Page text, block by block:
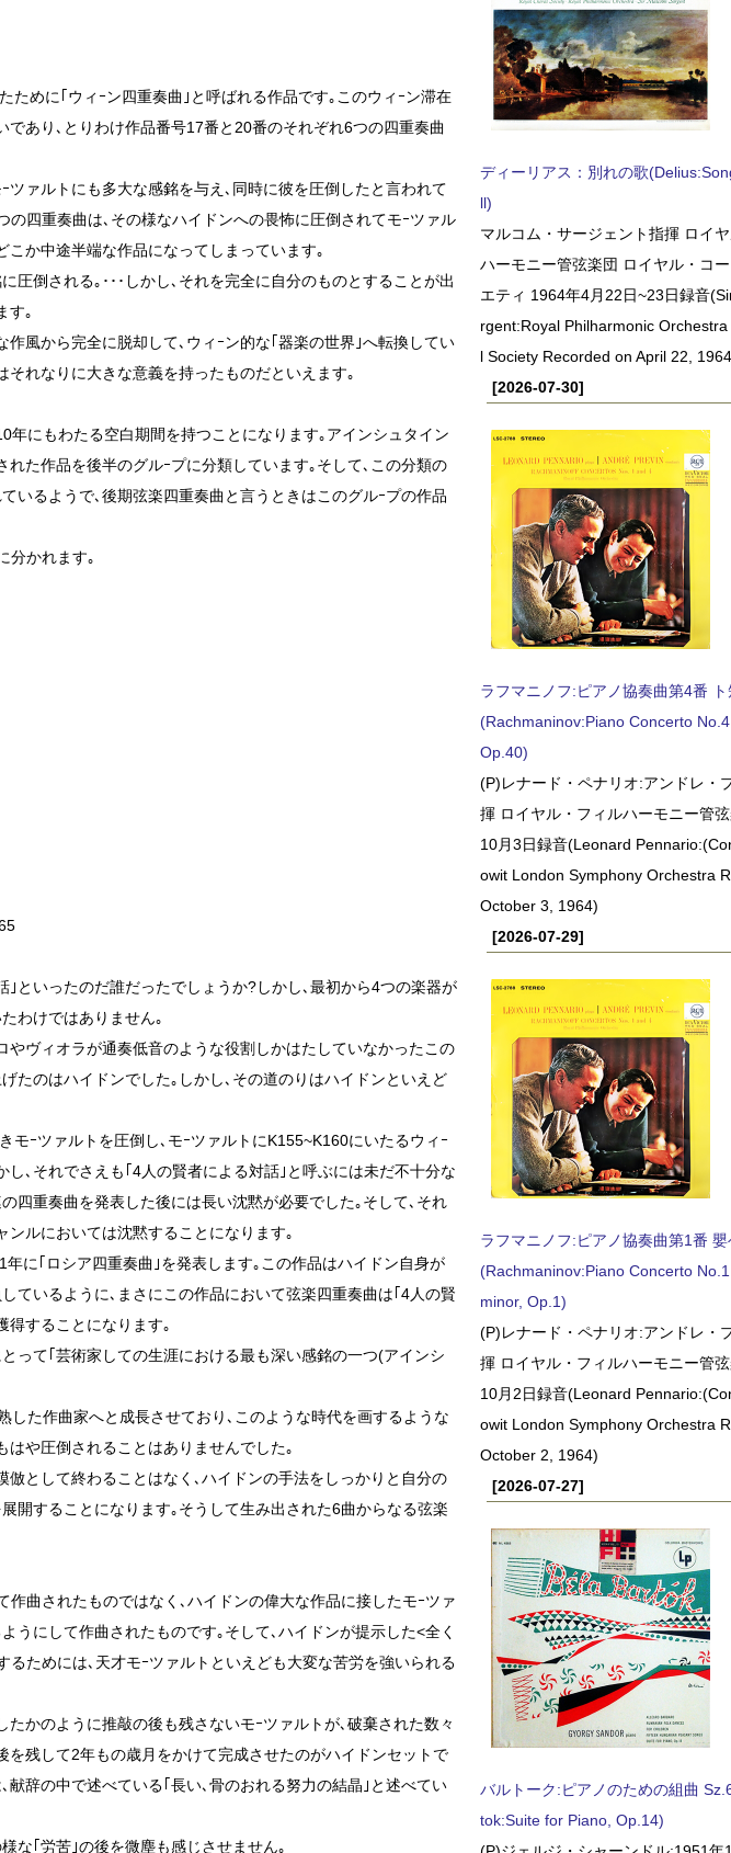
ために｢ウィｰン四重奏曲｣と呼ばれる作品です｡このウィｰン滞在
あり､とりわけ作品番号17番と20番のそれぞれ6つの四重奏曲
ツァルトにも多大な感銘を与え､同時に彼を圧倒したと言われて
の四重奏曲は､その様なハイドンへの畏怖に圧倒されてモｰツァル
こか中途半端な作品になってしまっています｡
圧倒される｡･･･しかし､それを完全に自分のものとすることが出
す｡
作風から完全に脱却して､ウィｰン的な｢器楽の世界｣へ転換してい
それなりに大きな意義を持ったものだといえます｡
年にもわたる空白期間を持つことになります｡アインシュタイン
た作品を後半のグルｰプに分類しています｡そして､この分類の
いるようで､後期弦楽四重奏曲と言うときはこのグルｰプの作品
分かれます｡
といったのだ誰だったでしょうか?しかし､最初から4つの楽器が
わけではありません｡
やヴィオラが通奏低音のような役割しかはたしていなかったこの
たのはハイドンでした｡しかし､その道のりはハイドンといえど
モｰツァルトを圧倒し､モｰツァルトにK155~K160にいたるウィｰ
し､それでさえも｢4人の賢者による対話｣と呼ぶには未だ不十分な
四重奏曲を発表した後には長い沈黙が必要でした｡そして､それ
ルにおいては沈黙することになります｡
に｢ロシア四重奏曲｣を発表します｡この作品はハイドン自身が
ているように､まさにこの作品において弦楽四重奏曲は｢4人の賢
得することになります｡
って｢芸術家しての生涯における最も深い感銘の一つ(アインシ
した作曲家へと成長させており､このような時代を画するような
や圧倒されることはありませんでした｡
倣として終わることはなく､ハイドンの手法をしっかりと自分の
開することになります｡そうして生み出された6曲からなる弦楽
作曲されたものではなく､ハイドンの偉大な作品に接したモｰツァ
うにして作曲されたものです｡そして､ハイドンが提示した<全く
るためには､天才モｰツァルトといえども大変な苦労を強いられる
かのように推敲の後も残さないモｰツァルトが､破棄された数々
を残して2年もの歳月をかけて完成させたのがハイドンセットで
辞の中で述べている｢長い､骨のおれる努力の結晶｣と述べてい
な｢労苦｣の後を微塵も感じさせません｡
ディーリアス：別れの歌
ll)
マルコム・サージェント指揮 ロイ
ハーモニー管弦楽団 ロイヤル・コ
エティ 1964年4月22日~23日録音
rgent:Royal Philharmonic
l Society Recorded on April 22,
[2026-07-30]
ラフマニノフ:ピアノ協奏曲第4番
(Rachmaninov:Piano Concerto
Op.40)
(P)レナード・ペナリオ:アンドレ・
揮 ロイヤル・フィルハーモニー管
10月3日録音(Leonard
owit London Symphony Orchestra
October 3, 1964)
[2026-07-29]
ラフマニノフ:ピアノ協奏曲第1番
(Rachmaninov:Piano Concerto
minor, Op.1)
(P)レナード・ペナリオ:アンドレ・
揮 ロイヤル・フィルハーモニー管
10月2日録音(Leonard
owit London Symphony Orchestra
October 2, 1964)
[2026-07-27]
バルトーク:ピアノのための組曲
tok:Suite for Piano, Op.14)